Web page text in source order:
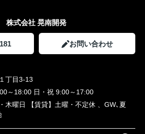
株式会社 晃南開発
お問い合わせ
丁目3-13
～18:00 日・祝 9:00～17:00
木曜日 【賃貸】土曜・不定休 、GW､夏